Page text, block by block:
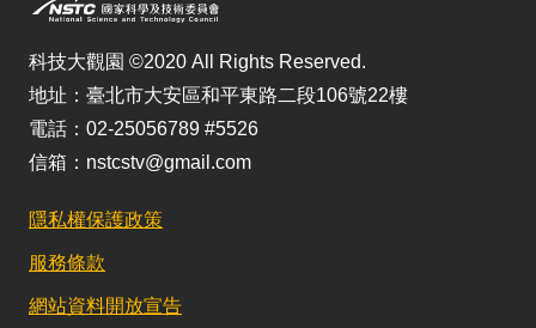
科技大觀園 ©2020 All Rights Reserved.
地址：臺北市大安區和平東路二段106號22樓
電話：02-25056789 #5526
信箱：nstcstv@gmail.com
隱私權保護政策
服務條款
網站資料開放宣告